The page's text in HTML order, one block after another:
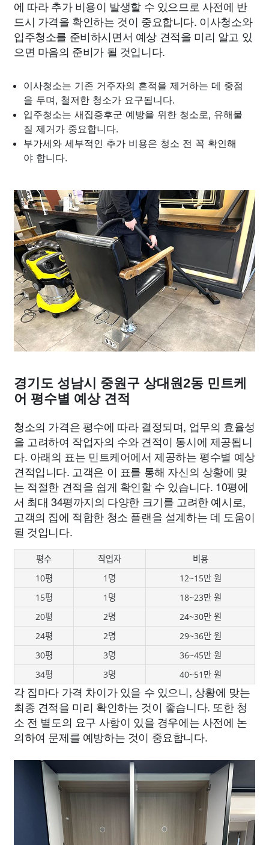
에 따라 추가 비용이 발생할 수 있으므로 사전에 반
드시 가격을 확인하는 것이 중요합니다. 이사청소와
입주청소를 준비하시면서 예상 견적을 미리 알고 있
으면 마음의 준비가 될 것입니다.
이사청소는 기존 거주자의 흔적을 제거하는 데 중점
을 두며, 철저한 청소가 요구됩니다.
입주청소는 새집증후군 예방을 위한 청소로, 유해물
질 제거가 중요합니다.
부가세와 세부적인 추가 비용은 청소 전 꼭 확인해
야 합니다.
경기도 성남시 중원구 상대원2동 민트케
어 평수별 예상 견적
청소의 가격은 평수에 따라 결정되며, 업무의 효율성
을 고려하여 작업자의 수와 견적이 동시에 제공됩니
다. 아래의 표는 민트케어에서 제공하는 평수별 예상
견적입니다. 고객은 이 표를 통해 자신의 상황에 맞
는 적절한 견적을 쉽게 확인할 수 있습니다. 10평에
서 최대 34평까지의 다양한 크기를 고려한 예시로,
고객의 집에 적합한 청소 플랜을 설계하는 데 도움이
될 것입니다.
평수 작업자
비용
10평
1명
12~15만 원
15평
1명
18~23만 원
20평
2명
24~30만 원
24평
2명
29~36만 원
30평
3명
36~45만 원
34평
3명 40~51만 원
각 집마다 가격 차이가 있을 수 있으니, 상황에 맞는
최종 견적을 미리 확인하는 것이 좋습니다. 또한 청
소 전 별도의 요구 사항이 있을 경우에는 사전에 논
의하여 문제를 예방하는 것이 중요합니다.